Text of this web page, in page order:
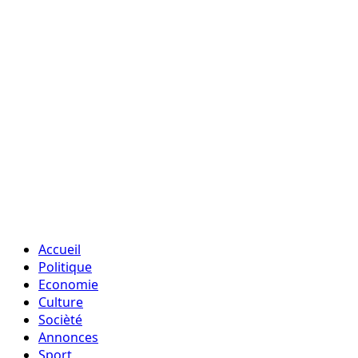
Accueil
Politique
Economie
Culture
Socièté
Annonces